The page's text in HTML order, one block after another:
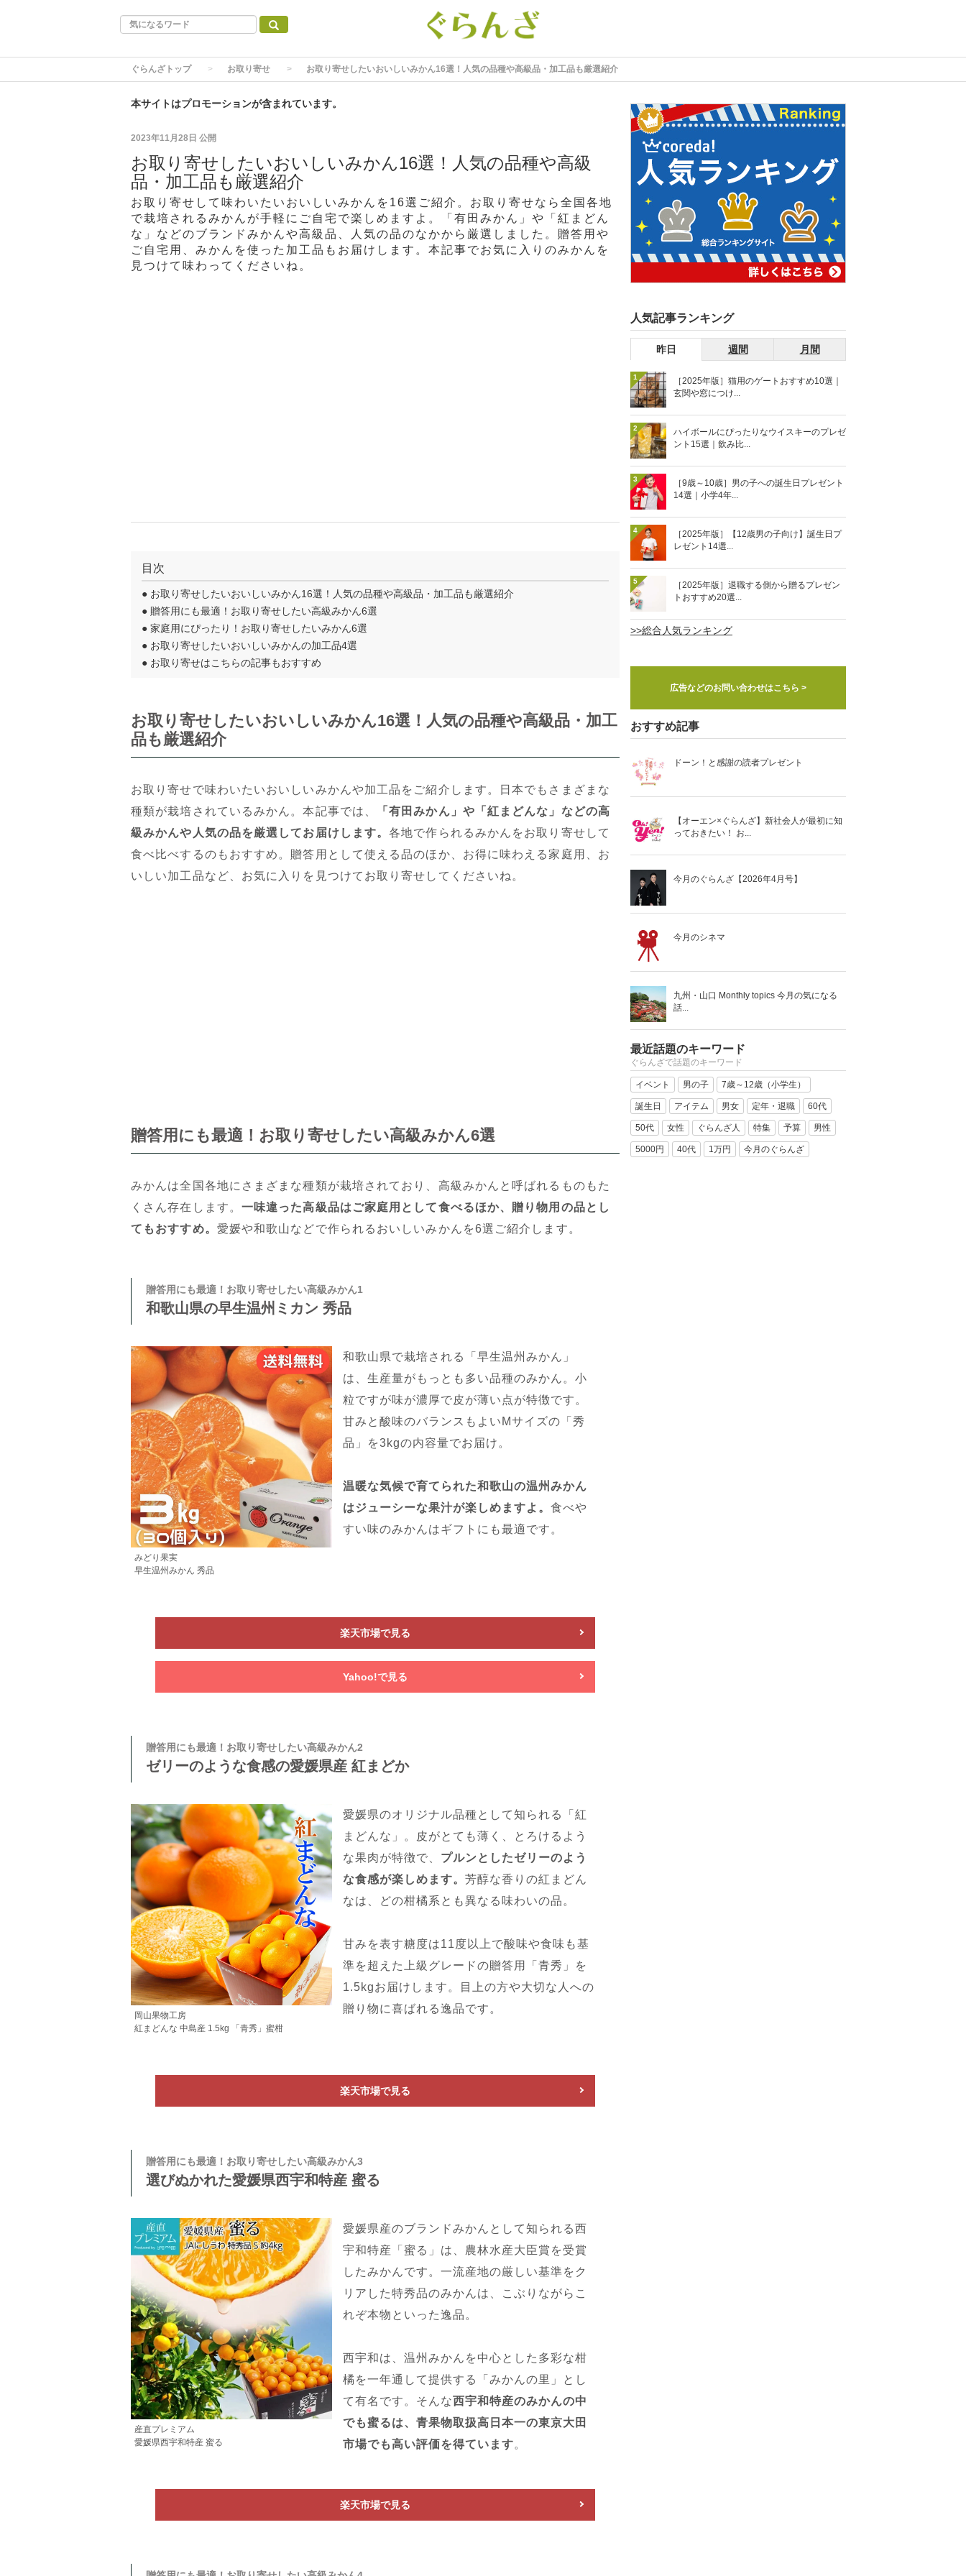
ぐらんざトップ お取り寄せ お取り寄せしたいおいしいみかん16選！人気の品種や高級品・加工品も厳選紹介
本サイトはプロモーションが含まれています。
2023年11月28日 公開
お取り寄せしたいおいしいみかん16選！人気の品種や高級
品・加工品も厳選紹介
お取り寄せして味わいたいおいしいみかんを16選ご紹介。お取り寄せなら全国各地
で栽培されるみかんが手軽にご自宅で楽しめますよ。「有田みかん」や「紅まどん
な」などのブランドみかんや高級品、人気の品のなかから厳選しました。贈答用や
ご自宅用、みかんを使った加工品もお届けします。本記事でお気に入りのみかんを
見つけて味わってくださいね。
目次
● お取り寄せしたいおいしいみかん16選！人気の品種や高級品・加工品も厳選紹介
● 贈答用にも最適！お取り寄せしたい高級みかん6選
● 家庭用にぴったり！お取り寄せしたいみかん6選
● お取り寄せしたいおいしいみかんの加工品4選
● お取り寄せはこちらの記事もおすすめ
お取り寄せしたいおいしいみかん16選！人気の品種や高級品・加工
品も厳選紹介
お取り寄せで味わいたいおいしいみかんや加工品をご紹介します。日本でもさまざまな
種類が栽培されているみかん。本記事では、
「有田みかん」や「紅まどんな」などの高
級みかんや人気の品を厳選してお届けします。各地で作られるみかんをお取り寄せして
食べ比べするのもおすすめ。贈答用として使える品のほか、お得に味わえる家庭用、お
いしい加工品など、お気に入りを見つけてお取り寄せしてくださいね。
贈答用にも最適！お取り寄せしたい高級みかん6選
みかんは全国各地にさまざまな種類が栽培されており、高級みかんと呼ばれるものもた
くさん存在します。 一味違った高級品はご家庭用として食べるほか、贈り物用の品とし
てもおすすめ。 愛媛や和歌山などで作られるおいしいみかんを6選ご紹介します。
贈答用にも最適！お取り寄せしたい高級みかん1
和歌山県の早生温州ミカン 秀品
みどり果実
早生温州みかん 秀品
和歌山県で栽培される「早生温州みかん」
は、生産量がもっとも多い品種のみかん。小
粒ですが味が濃厚で皮が薄い点が特徴です。
甘みと酸味のバランスもよいMサイズの「秀
品」を3kgの内容量でお届け。
温暖な気候で育てられた和歌山の温州みかん
はジューシーな果汁が楽しめますよ。 食べや
すい味のみかんはギフトにも最適です。
楽天市場で見る
Yahoo!で見る
贈答用にも最適！お取り寄せしたい高級みかん2
ゼリーのような食感の愛媛県産 紅まどか
岡山果物工房
紅まどんな 中島産 1.5kg 「青秀」蜜柑
愛媛県のオリジナル品種として知られる「紅
まどんな」。皮がとても薄く、とろけるよう
な果肉が特徴で、 プルンとしたゼリーのよう
な食感が楽しめます。 芳醇な香りの紅まどん
なは、どの柑橘系とも異なる味わいの品。
甘みを表す糖度は11度以上で酸味や食味も基
準を超えた上級グレードの贈答用「青秀」を
1.5kgお届けします。目上の方や大切な人への
贈り物に喜ばれる逸品です。
楽天市場で見る
贈答用にも最適！お取り寄せしたい高級みかん3
選びぬかれた愛媛県西宇和特産 蜜る
産直プレミアム
愛媛県西宇和特産 蜜る
愛媛県産のブランドみかんとして知られる西
宇和特産「蜜る」は、農林水産大臣賞を受賞
したみかんです。一流産地の厳しい基準をク
リアした特秀品のみかんは、こぶりながらこ
れぞ本物といった逸品。
西宇和は、温州みかんを中心とした多彩な柑
橘を一年通して提供する「みかんの里」とし
て有名です。そんな西宇和特産のみかんの中
でも蜜るは、青果物取扱高日本一の東京大田
市場でも高い評価を得ています。
楽天市場で見る
人気記事ランキング
昨日 週間 月間
1
［2025年版］猫用のゲートおすすめ10選｜
玄関や窓につけ...
2
ハイボールにぴったりなウイスキーのプレゼ
ント15選｜飲み比...
3
［9歳～10歳］男の子への誕生日プレゼント
14選｜小学4年...
4
［2025年版］【12歳男の子向け】誕生日プ
レゼント14選...
5
［2025年版］退職する側から贈るプレゼン
トおすすめ20選...
>>総合人気ランキング
広告などのお問い合わせはこちら >
おすすめ記事
ドーン！と感謝の読者プレゼント
【オーエン×ぐらんざ】新社会人が最初に知
っておきたい！ お...
今月のぐらんざ【2026年4月号】
今月のシネマ
九州・山口 Monthly topics 今月の気になる
話...
最近話題のキーワード
ぐらんざで話題のキーワード
イベント 男の子 7歳～12歳（小学生）
誕生日 アイテム 男女 定年・退職 60代
50代 女性 ぐらんざ人 特集 予算 男性
5000円 40代 1万円 今月のぐらんざ